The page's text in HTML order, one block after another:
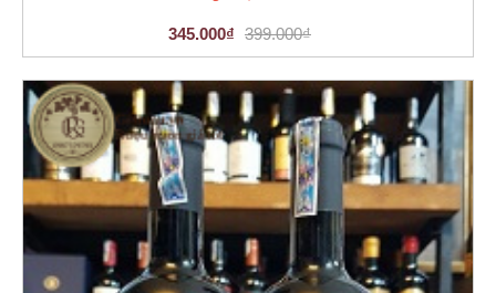
345.000₫ 399.000₫